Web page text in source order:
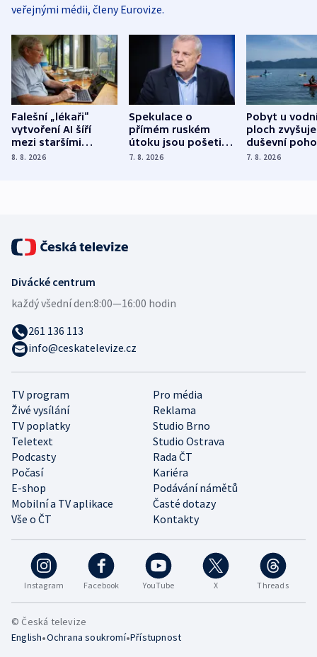
veřejnými médii, členy Eurovize.
Falešní „lékaři“
vytvoření AI šíří
mezi staršími
Poláky nebezpečné
8. 8. 2026
Spekulace o
přímém ruském
útoku jsou pošetilé,
míní estonský
7. 8. 2026
Pobyt u
ploch zvyšuje
duševní
ukázala
7. 8. 2026
Instagram Facebook YouTube X Threads
TV program
Pro média
Živé vysílání
Reklama
TV poplatky
Studio Brno
Teletext
Studio Ostrava
Podcasty
Rada ČT
Počasí
Kariéra
E-shop
Podávání námětů
Mobilní a TV aplikace
Časté dotazy
Vše o ČT
Kontakty
Divácké centrum
každý všední den:8:00—16:00 hodin
261 136 113
info@ceskatelevize.cz
© Česká televize
English•Ochrana soukromí•Přístupnost